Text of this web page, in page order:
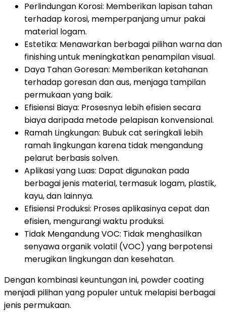
Perlindungan Korosi: Memberikan lapisan tahan
terhadap korosi, memperpanjang umur pakai
material logam.
Estetika: Menawarkan berbagai pilihan warna dan
finishing untuk meningkatkan penampilan visual.
Daya Tahan Goresan: Memberikan ketahanan
terhadap goresan dan aus, menjaga tampilan
permukaan yang baik.
Efisiensi Biaya: Prosesnya lebih efisien secara
biaya daripada metode pelapisan konvensional.
Ramah Lingkungan: Bubuk cat seringkali lebih
ramah lingkungan karena tidak mengandung
pelarut berbasis solven.
Aplikasi yang Luas: Dapat digunakan pada
berbagai jenis material, termasuk logam, plastik,
kayu, dan lainnya.
Efisiensi Produksi: Proses aplikasinya cepat dan
efisien, mengurangi waktu produksi.
Tidak Mengandung VOC: Tidak menghasilkan
senyawa organik volatil (VOC) yang berpotensi
merugikan lingkungan dan kesehatan.
Dengan kombinasi keuntungan ini, powder coating
menjadi pilihan yang populer untuk melapisi berbagai
jenis permukaan.